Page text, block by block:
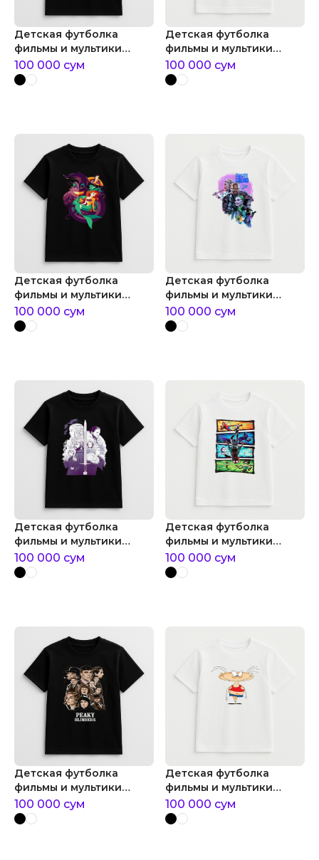
Детская футболка
фильмы и мультики
стражи галактики 3
100 000 сум
Детская футболка
фильмы и мультики
постер rango
100 000 сум
Детская футболка
фильмы и мультики
постер русалочка
100 000 сум
Детская футболка
фильмы и мультики
suicide squad
100 000 сум
Детская футболка
фильмы и мультики
постер игра престолов
100 000 сум
Детская футболка
фильмы и мультики
человек паук
100 000 сум
Детская футболка
фильмы и мультики
плакат острые козырьки
100 000 сум
Детская футболка
фильмы и мультики
масяня
100 000 сум